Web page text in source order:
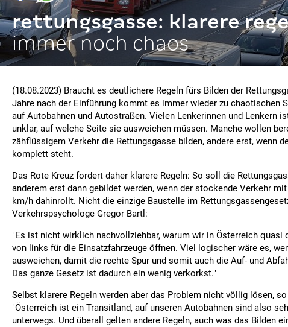
rettungsgasse: klarere
immer noch chaos
(18.08.2023) Braucht es deutlichere Regeln fürs Bilden der
Jahre nach der Einführung kommt es immer wieder zu chaotischen
auf Autobahnen und Autostraßen. Vielen Lenkerinnen und Lenkern
unklar, auf welche Seite sie ausweichen müssen. Manche wollen
zähflüssigem Verkehr die Rettungsgasse bilden, andere erst, wenn
komplett steht.
Das Rote Kreuz fordert daher klarere Regeln: So soll die
anderem erst dann gebildet werden, wenn der stockende Verkehr
km/h dahinrollt. Nicht die einzige Baustelle im
Verkehrspsychologe Gregor Bartl:
"Es ist nicht wirklich nachvollziehbar, warum wir in Österreich quasi
von links für die Einsatzfahrzeuge öffnen. Viel logischer wäre es,
ausweichen, damit die rechte Spur und somit auch die Auf- und
Das ganze Gesetz ist dadurch ein wenig verkorkst."
Selbst klarere Regeln werden aber das Problem nicht völlig lösen,
"Österreich ist ein Transitland, auf unseren Autobahnen sind also
unterwegs. Und überall gelten andere Regeln, auch was das Bilden